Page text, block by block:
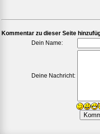
Kommentar zu dieser Seite
Dein Name:
Deine Nachricht: